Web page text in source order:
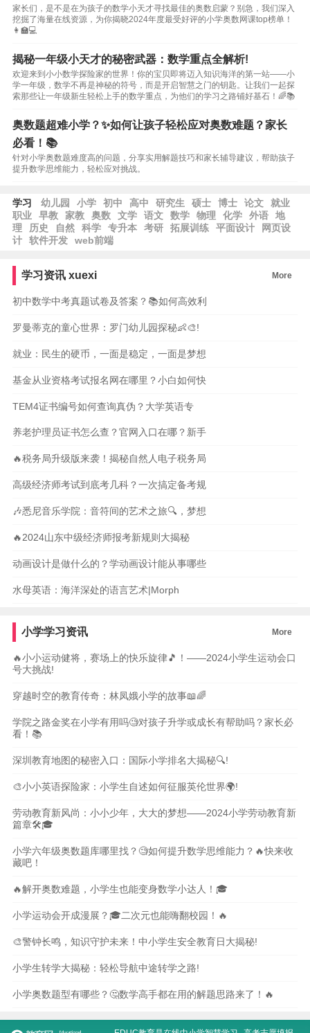
家长们，是不是在为孩子的数学小天才寻找最佳的奥数启蒙？别急，我们深入
挖掘了海量在线资源，为你揭晓2024年度最受好评的小学奥数网课top榜单！
👩‍🏫💻
揭秘一年级小天才的秘密武器：数学重点全解析!
欢迎来到小小数学探险家的世界！你的宝贝即将迈入知识海洋的第一站——小
学一年级，数学不再是神秘的符号，而是开启智慧之门的钥匙。让我们一起探
索那些让一年级新生轻松上手的数学重点，为他们的学习之路铺好基石！🌈📚
奥数题超难小学？✨如何让孩子轻松应对奥数难题？家长
必看！📚
针对小学奥数题难度高的问题，分享实用解题技巧和家长辅导建议，帮助孩子
提升数学思维能力，轻松应对挑战。
学习 幼儿园 小学 初中 高中 研究生 硕士 博士 论文
就业
职业
早教 家教 奥数 文学 语文 数学 物理 化学 外语
地
理
历史 自然 科学 专升本 考研 拓展训练 平面设计
网页设
计
软件开发 web前端
学习资讯 xuexi More
初中数学中考真题试卷及答案？📚如何高效利
罗曼蒂克的童心世界：罗门幼儿园探秘👶🎨!
就业：民生的硬币，一面是稳定，一面是梦想
基金从业资格考试报名网在哪里？小白如何快
TEM4证书编号如何查询真伪？大学英语专
养老护理员证书怎么查？官网入口在哪？新手
🔥税务局升级版来袭！揭秘自然人电子税务局
高级经济师考试到底考几科？一次搞定备考规
🎶悉尼音乐学院：音符间的艺术之旅🔍，梦想
🔥2024山东中级经济师报考新规则大揭秘
动画设计是做什么的？学动画设计能从事哪些
水母英语：海洋深处的语言艺术|Morph
小学学习资讯 More
🔥小小运动健将，赛场上的快乐旋律🎵！——2024小学生运动会口
号大挑战!
穿越时空的教育传奇：林凤娥小学的故事📖🌈
学院之路金奖在小学有用吗🧐对孩子升学或成长有帮助吗？家长必
看！📚
深圳教育地图的秘密入口：国际小学排名大揭秘🔍!
🎨小小英语探险家：小学生自述如何征服英伦世界🌍!
劳动教育新风尚：小小少年，大大的梦想——2024小学劳动教育新
篇章🛠️🎓
小学六年级奥数题库哪里找？🧐如何提升数学思维能力？🔥快来收
藏吧！
🔥解开奥数难题，小学生也能变身数学小达人！🎓
小学运动会开成漫展？🎓二次元也能嗨翻校园！🔥
🎨警钟长鸣，知识守护未来！中小学生安全教育日大揭秘!
小学生转学大揭秘：轻松导航中途转学之路!
小学奥数题型有哪些？🤔数学高手都在用的解题思路来了！🔥